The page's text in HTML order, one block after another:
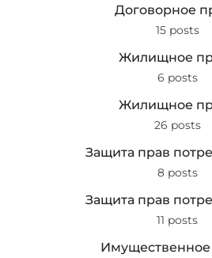
Договорное
15 posts
Жилищное
6 posts
Жилищное
26 posts
Защита прав
8 posts
Защита прав
11 posts
Имущественное